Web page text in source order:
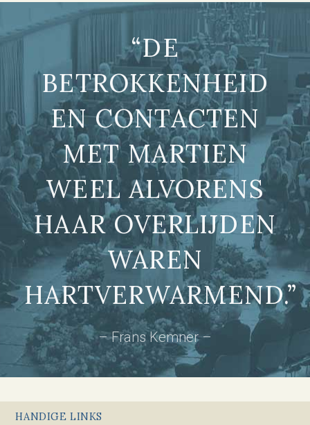
“DE
BETROKKENHEID
EN CONTACTEN
MET MARTIEN
WEEL ALVORENS
HAAR OVERLIJDEN
WAREN
HARTVERWARMEND.”
– Frans Kemner –
HANDIGE LINKS